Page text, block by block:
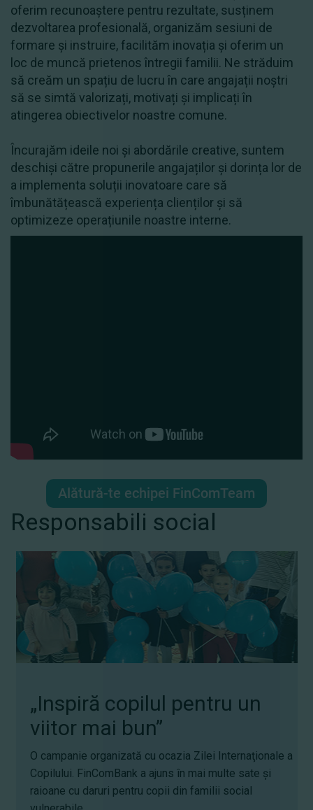
oferim recunoaștere pentru rezultate, susținem
dezvoltarea profesională, organizăm sesiuni de
formare și instruire, facilităm inovația și oferim un
loc de muncă prietenos întregii familii. Ne străduim
să creăm un spațiu de lucru în care angajații noștri
să se simtă valorizați, motivați și implicați în
atingerea obiectivelor noastre comune.
Încurajăm ideile noi și abordările creative, suntem
deschiși către propunerile angajaților și dorința lor de
a implementa soluții inovatoare care să
îmbunătățească experiența clienților și să
optimizeze operațiunile noastre interne.
Alătură-te echipei FinComTeam
Responsabili social
„Inspiră copilul pentru un
viitor mai bun”
O campanie organizată cu ocazia Zilei Internaţionale a
Copilului. FinComBank a ajuns în mai multe sate și
raioane cu daruri pentru copii din familii social